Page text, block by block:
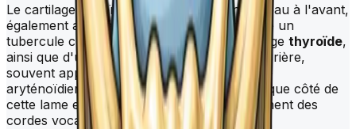
Le cartilage cricoïde est composé d'un anneau à l'avant,
également appelé arc antérieur, qui possède un
tubercule cricoïdien palpable sous le cartilage thyroïde,
ainsi que d'une lame verticale médiane à l'arrière,
souvent appelée chaton. Les muscles crico-
aryténoïdiens postérieurs s'insèrent de chaque côté de
cette lame et sont responsables du mouvement des
cordes vocales.